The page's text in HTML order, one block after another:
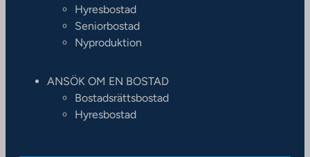
Hyresbostad
Seniorbostad
Nyproduktion
ANSÖK OM EN BOSTAD
Bostadsrättsbostad
Hyresbostad